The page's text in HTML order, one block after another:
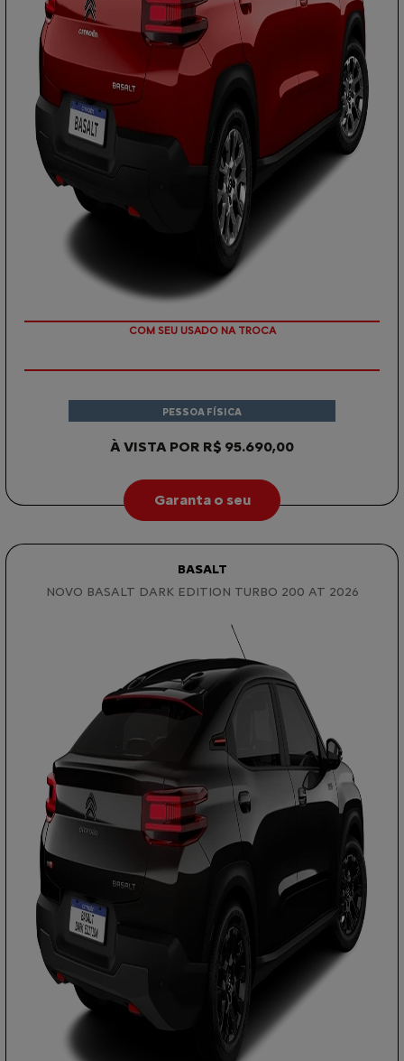
OU TAXA 0%
À VISTA POR R$ 95.690,00
PESSOA FÍSICA
Garanta o seu
BASALT
NOVO BASALT DARK EDITION TURBO 200 AT 2026